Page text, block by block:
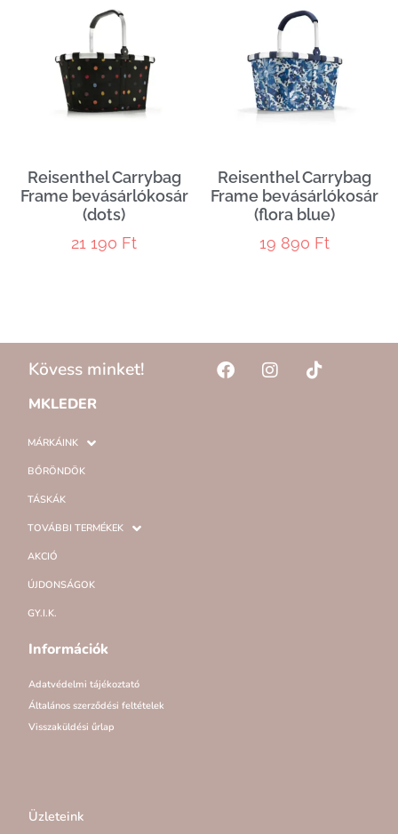
Reisenthel Carrybag
Frame bevásárlókosár
(dots)
21 190 Ft
Reisenthel Carrybag
Frame bevásárlókosár
(flora blue)
19 890 Ft
Kövess minket!
MKLEDER
MÁRKÁINK
BŐRÖNDÖK
TÁSKÁK
TOVÁBBI TERMÉKEK
AKCIÓ
ÚJDONSÁGOK
GY.I.K.
Információk
Adatvédelmi tájékoztató
Általános szerződési feltételek
Visszaküldési űrlap
Üzleteink